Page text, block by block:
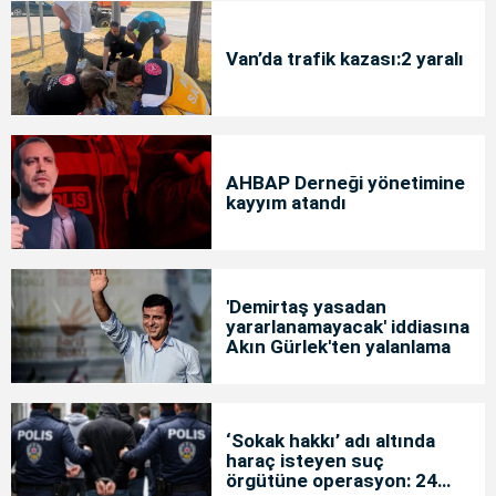
Van’da trafik kazası:2 yaralı
AHBAP Derneği yönetimine
kayyım atandı
'Demirtaş yasadan
yararlanamayacak' iddiasına
Akın Gürlek'ten yalanlama
‘Sokak hakkı’ adı altında
haraç isteyen suç
örgütüne operasyon: 24